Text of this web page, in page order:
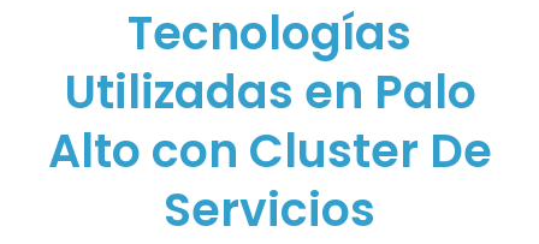
Tecnologías
Utilizadas en Palo
Alto con Cluster De
Servicios